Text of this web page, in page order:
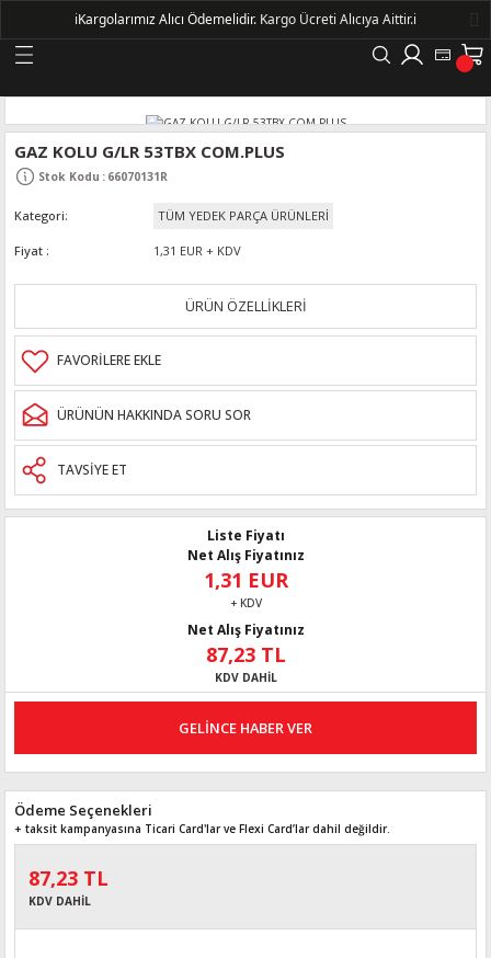
Geri Dön
KASNAKLI ALTERNATÖRLER - 1500
GAZ KOLU G/LR 53TBX COM.PLUS
Stok Kodu : 66070131R
Kategori TÜM YEDEK PARÇA ÜRÜNLERİ
Fiyat 1,31 EUR + KDV
ÜRÜN ÖZELLİKLERİ
ÜRÜNÜN HAKKINDA SORU SOR
TAVSİYE ET
Liste Fiyatı
Net Alış Fiyatınız
1,31 EUR
+ KDV
Net Alış Fiyatınız
87,23 TL
KDV DAHİL
GELİNCE HABER VER
Ödeme Seçenekleri
+ taksit kampanyasına Ticari Card'lar ve Flexi Card’lar dahil değildir.
87,23 TL
KDV DAHİL
ℹ️Kargolarımız Alıcı Ödemelidir. Kargo Ücreti Alıcıya Aittir.ℹ️